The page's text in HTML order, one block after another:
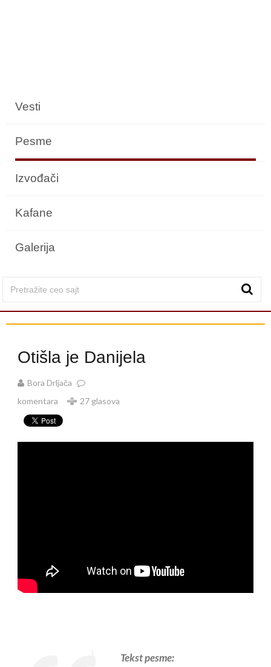
Vesti
Pesme
Izvođači
Kafane
Galerija
Otišla je Danijela
Bora Drljača
komentara
27 glasova
Tekst pesme: